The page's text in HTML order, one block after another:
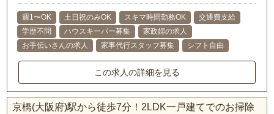
週1〜OK 土日祝のみOK スキマ時間勤務OK
交通費支給
学歴不問
ハウスキーパー募集
家政婦の求人
お手伝いさんの求人
家事代行スタッフ募集 シフト自由
この求人の詳細を見る
京橋(大阪府)駅から徒歩7分！2LDK一戸建てでのお掃除